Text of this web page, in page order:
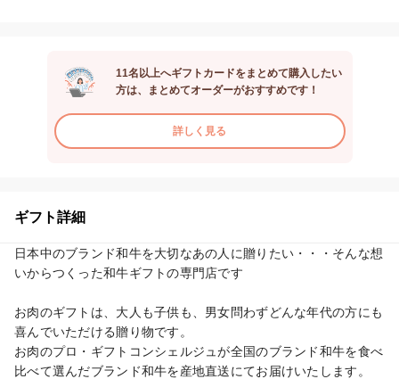
11名以上へギフトカードをまとめて購入したい
方は、まとめてオーダーがおすすめです！
詳しく見る
ギフト詳細
日本中のブランド和牛を大切なあの人に贈りたい・・・そんな想
いからつくった和牛ギフトの専門店です
お肉のギフトは、大人も子供も、男女問わずどんな年代の方にも
喜んでいただける贈り物です。
お肉のプロ・ギフトコンシェルジュが全国のブランド和牛を食べ
比べて選んだブランド和牛を産地直送にてお届けいたします。